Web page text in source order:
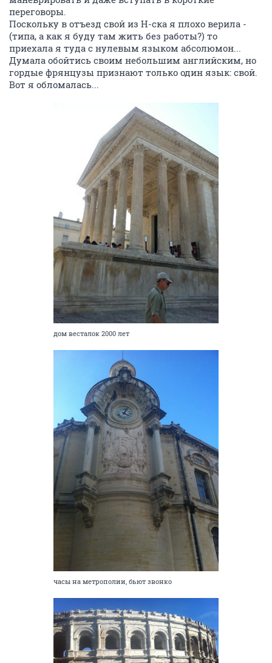
переговоры.
Поскольку в отъезд свой из Н-ска я плохо верила -
(типа, а как я буду там жить без работы?) то
приехала я туда с нулевым языком абсолюмон...
Думала обойтись своим небольшим английским, но
гордые фрянцузы признают только один язык: свой.
Вот я обломалась...
дом весталок 2000 лет
часы на метрополии, бьют звонко